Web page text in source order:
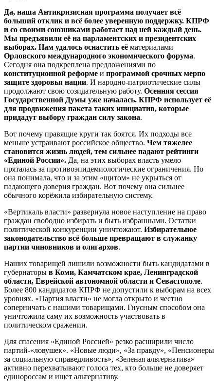
Да, наша Антикризисная программа получает всё
больший отклик и всё более уверенную поддержку. КПРФ
и со своими союзниками работает над ней каждый день.
Мы предъявили её на парламентских и президентских
выборах. Нам удалось оснастить её материалами
Орловского международного экономического форума.
Сегодня она подкреплена предложениями по
конституционной реформе и программой срочных мерпо
защите здоровья нации. И народно-патриотические силы
продолжают свою созидательную работу. Осенняя сессия
Государственной Думы уже началась. КПРФ использует её
для продвижения пакета таких инициатив, которые
придадут выбору граждан силу закона.
Вот почему правящие круги так боятся. Их подходы все
меньше устраивают российское общество. Чем тяжелее
становится жизнь людей, тем сильнее падают рейтинги
«Единой России». Да, на этих выборах власть умело
пряталась за противоэпидемиологические ограничения. Но
она понимала, что и за этим «щитом» не укрыться от
падающего доверия граждан. Вот почему она сильнее
обычного корёжила избирательную систему.
«Вертикаль власти» развернула новое наступление на право
граждан свободно избирать и быть избранными. Остатки
политической конкуренции уничтожают. Избирательное
законодательство всё больше превращают в служанку
партии чиновников и олигархов.
Наших товарищей лишили возможности быть кандидатами в
губернаторы в Коми, Камчатском крае, Ленинградской
области, Еврейской автономной области и Севастополе.
Более 800 кандидатов КПРФ не допустили к выборам на всех
уровнях. «Партия власти» не могла открыто и честно
соперничать с нашими товарищами. Гнусным способом она
уничтожила саму их возможность участвовать в
политическом сражении.
Для спасения «Единой Россией» резко расширили число
партий-«ловушек». «Новые люди», «За правду», «Пенсионеры
за социальную справедливость», «Зеленая альтернатива»
активно перехватывают голоса тех, кто больше не доверяет
единороссам и ищет альтернативу.